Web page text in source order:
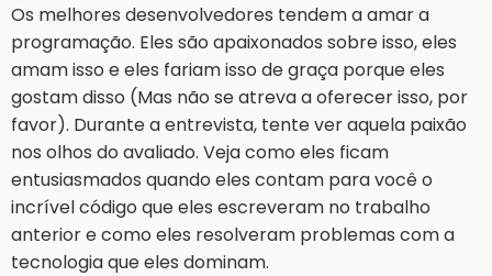
Os melhores desenvolvedores tendem a amar a
programação. Eles são apaixonados sobre isso, eles
amam isso e eles fariam isso de graça porque eles
gostam disso (Mas não se atreva a oferecer isso, por
favor). Durante a entrevista, tente ver aquela paixão
nos olhos do avaliado. Veja como eles ficam
entusiasmados quando eles contam para você o
incrível código que eles escreveram no trabalho
anterior e como eles resolveram problemas com a
tecnologia que eles dominam.